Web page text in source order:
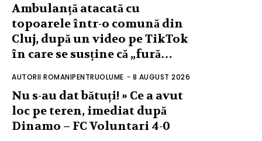
Ambulanță atacată cu
topoarele într-o comună din
Cluj, după un video pe TikTok
în care se susține că „fură…
AUTORII ROMANIPENTRUOLUME - 8 AUGUST 2026
Nu s-au dat bătuți! » Ce a avut
loc pe teren, imediat după
Dinamo – FC Voluntari 4-0